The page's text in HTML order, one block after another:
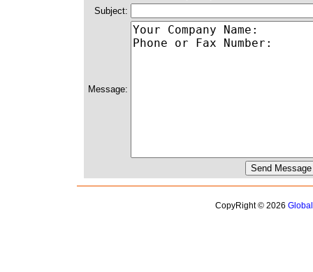
Subject:
Message:
CopyRight © 2026